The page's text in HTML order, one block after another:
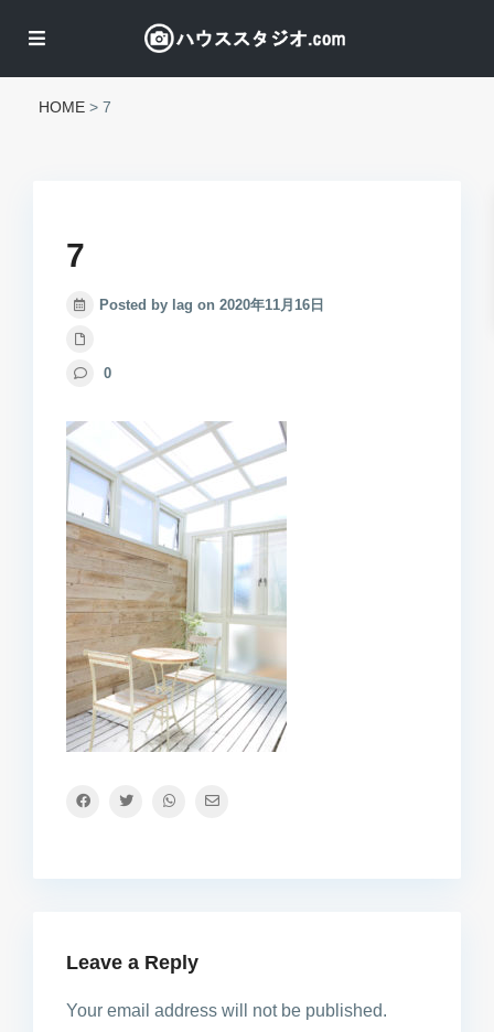
HOME > 7
7
Posted by lag on 2020年11月16日
0
Leave a Reply
Your email address will not be published.